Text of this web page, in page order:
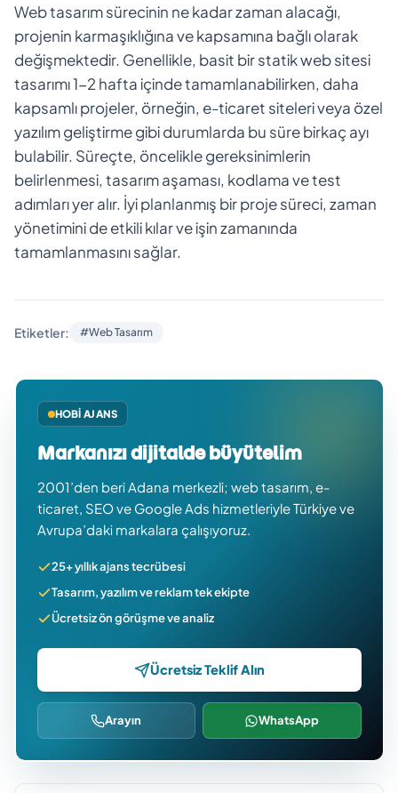
Web tasarım sürecinin ne kadar zaman alacağı,
projenin karmaşıklığına ve kapsamına bağlı olarak
değişmektedir. Genellikle, basit bir statik web sitesi
tasarımı 1-2 hafta içinde tamamlanabilirken, daha
kapsamlı projeler, örneğin, e-ticaret siteleri veya özel
yazılım geliştirme gibi durumlarda bu süre birkaç ayı
bulabilir. Süreçte, öncelikle gereksinimlerin
belirlenmesi, tasarım aşaması, kodlama ve test
adımları yer alır. İyi planlanmış bir proje süreci, zaman
yönetimini de etkili kılar ve işin zamanında
tamamlanmasını sağlar.
Etiketler: #Web Tasarım
HOBI AJANS
Markanızı dijitalde büyütelim
2001’den beri Adana merkezli; web tasarım, e-
ticaret, SEO ve Google Ads hizmetleriyle Türkiye ve
Avrupa’daki markalara çalışıyoruz.
25+ yıllık ajans tecrübesi
Tasarım, yazılım ve reklam tek ekipte
Ücretsiz ön görüşme ve analiz
Ücretsiz Teklif Alın
Arayın WhatsApp